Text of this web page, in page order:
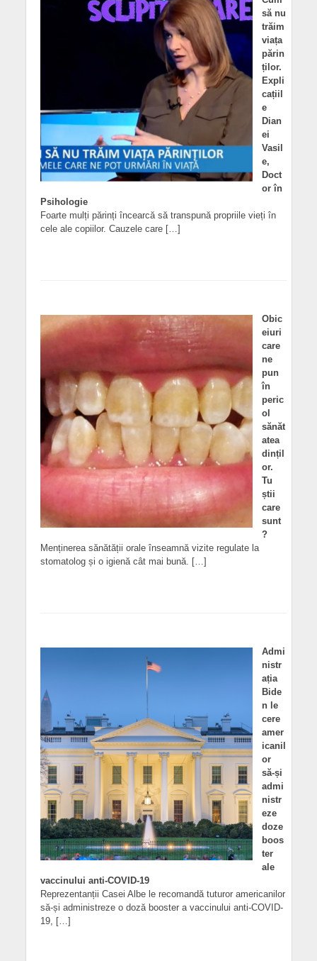
să nu
trăim
viața
părin
ților.
Expli
cațiil
e
Dian
ei
Vasil
e,
Doct
or în
Psihologie
Foarte mulți părinți încearcă să transpună propriile vieți în
cele ale copiilor. Cauzele care […]
Obic
eiuri
care
ne
pun
în
peric
ol
sănăt
atea
dințil
or.
Tu
știi
care
sunt
?
Menținerea sănătății orale înseamnă vizite regulate la
stomatolog și o igienă cât mai bună. […]
Admi
nistr
ația
Bide
n le
cere
amer
icanil
or
să-și
admi
nistr
eze
doze
boos
ter
ale
vaccinului anti-COVID-19
Reprezentanții Casei Albe le recomandă tuturor americanilor
să-și administreze o doză booster a vaccinului anti-COVID-
19, […]